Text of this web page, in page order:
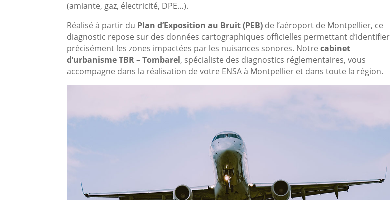
(amiante, gaz, électricité, DPE…).
Réalisé à partir du Plan d’Exposition au Bruit (PEB) de l’aéroport de Montpellier, ce
diagnostic repose sur des données cartographiques officielles permettant d’identifier
précisément les zones impactées par les nuisances sonores. Notrecabinet
d’urbanisme TBR – Tombarel, spécialiste des diagnostics réglementaires, vous
accompagne dans la réalisation de votre ENSA à Montpellier et dans toute la région.